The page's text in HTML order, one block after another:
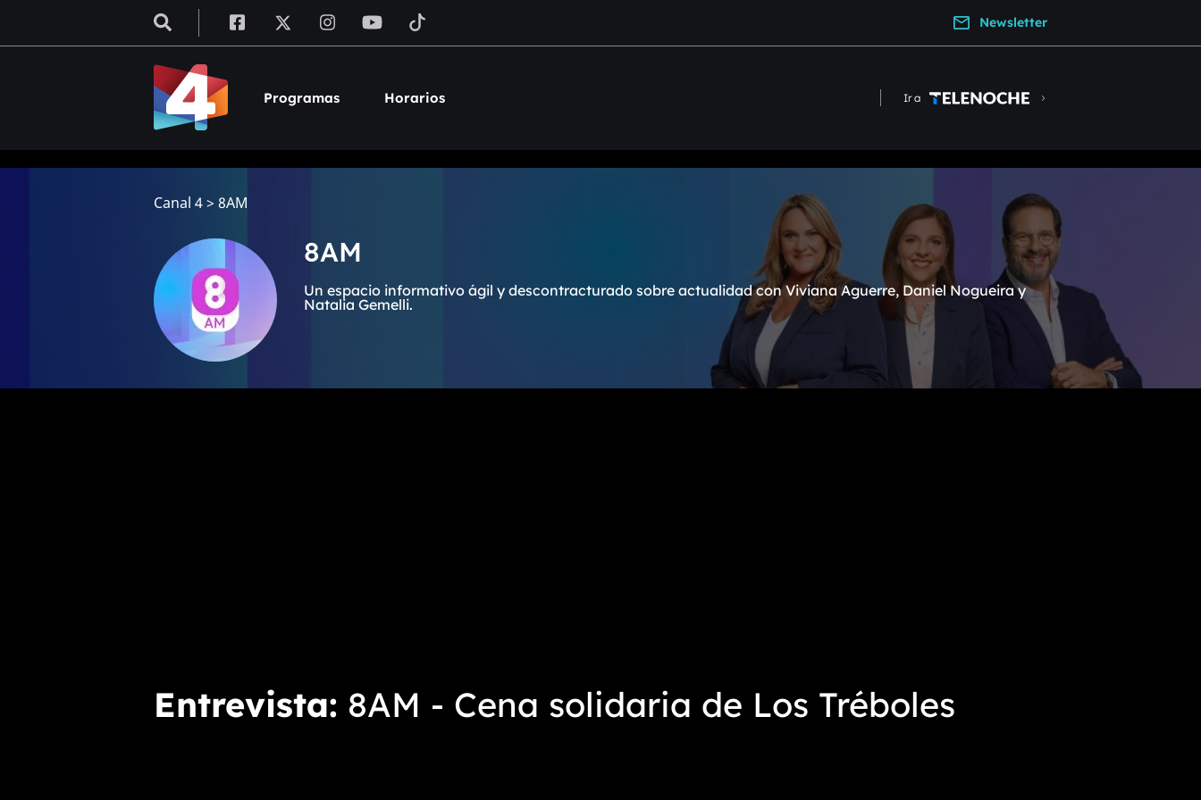
Newsletter
Programas Horarios Ir a
Canal 4> 8AM
8AM
Un espacio informativo ágil y descontracturado sobre actualidad con Viviana Aguerre, Daniel Nogueira y
Natalia Gemelli.
Entrevista 8AM - Cena solidaria de Los Tréboles